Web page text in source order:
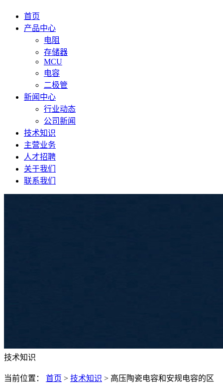
首页
产品中心
电阻
存储器
MCU
电容
二极管
新闻中心
行业动态
公司新闻
技术知识
主营业务
人才招聘
关于我们
联系我们
技术知识
当前位置： 首页 > 技术知识 > 高压陶瓷电容和安规电容的区